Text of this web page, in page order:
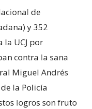
de
y 352
la UCJ por
contra la sana
Miguel Andrés
la Policía
logros son fruto